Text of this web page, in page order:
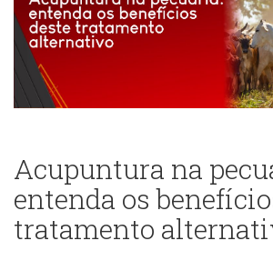
Acupuntura na
entenda os
tratamento